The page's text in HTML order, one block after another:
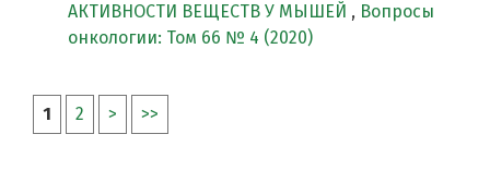
АКТИВНОСТИ ВЕЩЕСТВ У МЫШЕЙ , Вопросы
онкологии: Том 66 № 4 (2020)
1 2 > >>